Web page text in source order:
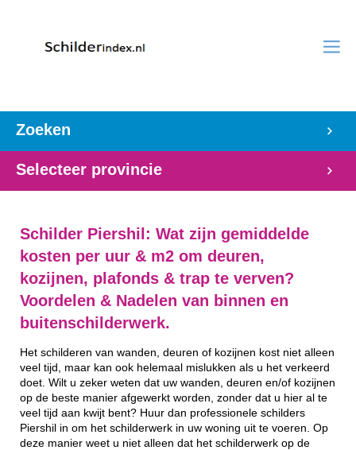
Zoeken
Selecteer provincie
Schilder Piershil: Wat zijn gemiddelde
kosten per uur & m2 om deuren,
kozijnen, plafonds & trap te verven?
Voordelen & Nadelen van binnen en
buitenschilderwerk.
Het schilderen van wanden, deuren of kozijnen kost niet alleen
veel tijd, maar kan ook helemaal mislukken als u het verkeerd
doet. Wilt u zeker weten dat uw wanden, deuren en/of kozijnen
op de beste manier afgewerkt worden, zonder dat u hier al te
veel tijd aan kwijt bent? Huur dan professionele schilders
Piershil in om het schilderwerk in uw woning uit te voeren. Op
deze manier weet u niet alleen dat het schilderwerk op de